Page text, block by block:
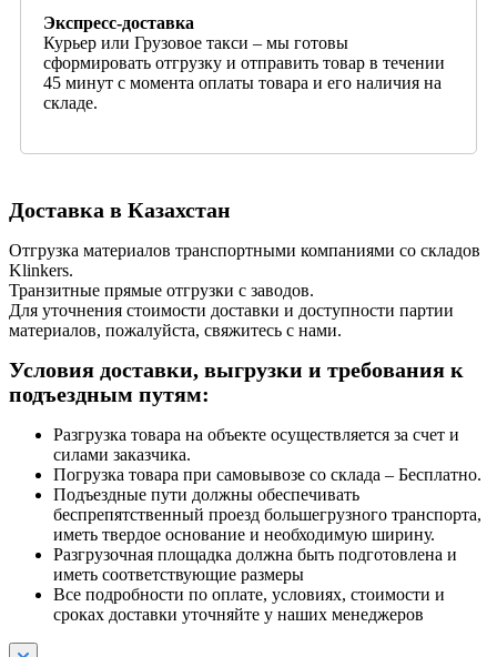
Экспресс-доставка
Курьер или Грузовое такси – мы готовы
сформировать отгрузку и отправить товар в течении
45 минут с момента оплаты товара и его наличия на
складе.
Доставка в Казахстан
Отгрузка материалов транспортными компаниями со складов
Klinkers.
Транзитные прямые отгрузки с заводов.
Для уточнения стоимости доставки и доступности партии
материалов, пожалуйста, свяжитесь с нами.
Условия доставки, выгрузки и требования к
подъездным путям:
Разгрузка товара на объекте осуществляется за счет и
силами заказчика.
Погрузка товара при самовывозе со склада – Бесплатно.
Подъездные пути должны обеспечивать
беспрепятственный проезд большегрузного транспорта,
иметь твердое основание и необходимую ширину.
Разгрузочная площадка должна быть подготовлена и
иметь соответствующие размеры
Все подробности по оплате, условиях, стоимости и
сроках доставки уточняйте у наших менеджеров